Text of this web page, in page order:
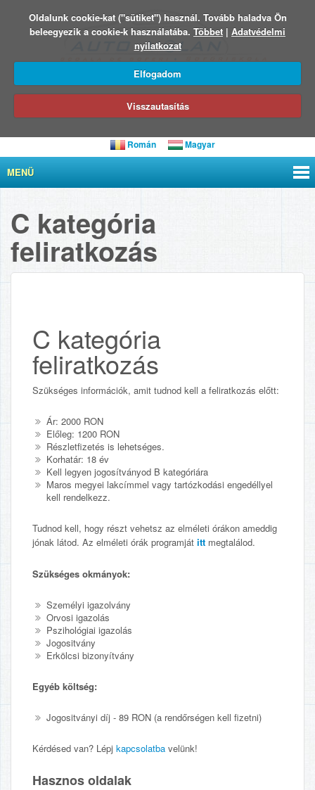
Oldalunk cookie-kat ("sütiket") használ. Tovább haladva Ön
beleegyezik a cookie-k használatába. Többet | Adatvédelmi
nyilatkozat
Elfogadom
Visszautasítás
Román Magyar
MENÜ
C kategória
feliratkozás
C kategória
feliratkozás
Szükséges információk, amit tudnod kell a feliratkozás előtt:
Ár: 2000 RON
Előleg: 1200 RON
Részletfizetés is lehetséges.
Korhatár: 18 év
Kell legyen jogosítványod B kategóriára
Maros megyei lakcímmel vagy tartózkodási engedéllyel
kell rendelkezz.
Tudnod kell, hogy részt vehetsz az elméleti órákon ameddig
jónak látod. Az elméleti órák programját itt megtalálod.
Szükséges okmányok:
Személyi igazolvány
Orvosi igazolás
Pszihológiai igazolás
Jogositvány
Erkölcsi bizonyítvány
Egyéb költség:
Jogositványi díj - 89 RON (a rendőrségen kell fizetni)
Kérdésed van? Lépj kapcsolatba velünk!
Hasznos oldalak